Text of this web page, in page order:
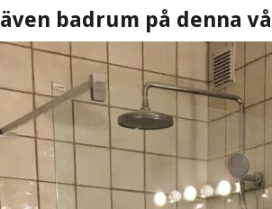
badrum på denna